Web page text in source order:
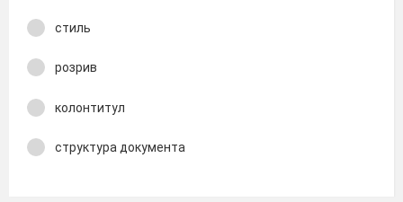
стиль
розрив
колонтитул
структура документа